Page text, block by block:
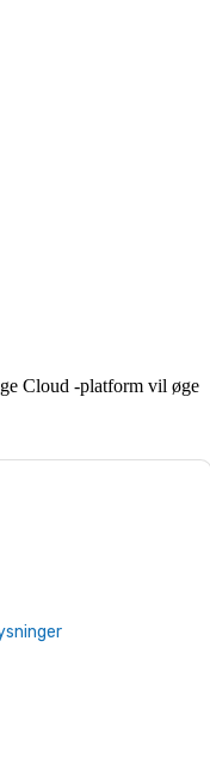
Cloud -platform vil øge
. Hvis du har